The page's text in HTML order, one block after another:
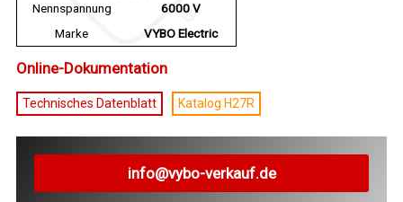
Nennspannung
6000 V
Marke
VYBO Electric
Online-Dokumentation
Technisches Datenblatt Katalog H27R
info@vybo-verkauf.de